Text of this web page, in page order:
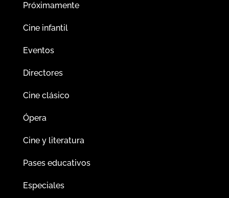
Próximamente
Cine infantil
Eventos
Directores
Cine clásico
Ópera
Cine y literatura
Pases educativos
Especiales